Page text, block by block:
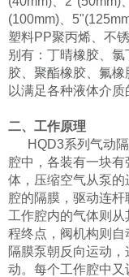
(100mm)
塑料PP聚丙烯、不锈
别有：丁晴橡胶、
胶、聚酯橡胶、氟橡
以满足各种液体介质
二、工作原理
HQD3系列气动
腔中，各装有一块有
体，压缩空气从泵
腔的隔膜，驱动连
工作腔内的气体则
程终点，阀机构则
隔膜泵朝反向运动
动。每个工作腔中又